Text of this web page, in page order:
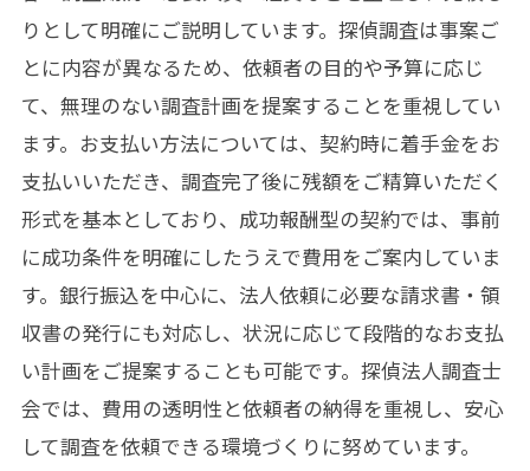
りとして明確にご説明しています。探偵調査は事案ご
とに内容が異なるため、依頼者の目的や予算に応じ
て、無理のない調査計画を提案することを重視してい
ます。お支払い方法については、契約時に着手金をお
支払いいただき、調査完了後に残額をご精算いただく
形式を基本としており、成功報酬型の契約では、事前
に成功条件を明確にしたうえで費用をご案内していま
す。銀行振込を中心に、法人依頼に必要な請求書・領
収書の発行にも対応し、状況に応じて段階的なお支払
い計画をご提案することも可能です。探偵法人調査士
会では、費用の透明性と依頼者の納得を重視し、安心
して調査を依頼できる環境づくりに努めています。